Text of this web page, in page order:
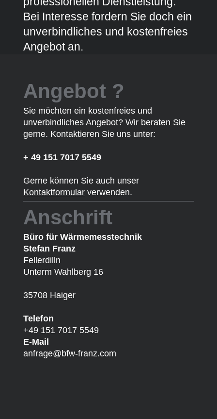
Bei Interesse fordern Sie doch ein
unverbindliches und kostenfreies
Angebot an.
Angebot ?
Sie möchten ein kostenfreies und
unverbindliches Angebot? Wir beraten Sie
gerne. Kontaktieren Sie uns unter:
+ 49 151 7017 5549
Gerne können Sie auch unser
Kontaktformular verwenden.
Anschrift
Büro für Wärmemesstechnik
Stefan Franz
Fellerdilln
Unterm Wahlberg 16
35708 Haiger
Telefon
+49 151 7017 5549
E-Mail
anfrage@bfw-franz.com